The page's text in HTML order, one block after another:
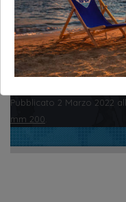
Ruote Ø mm 200
Pubblicato 2 Marzo 2022
mm 200